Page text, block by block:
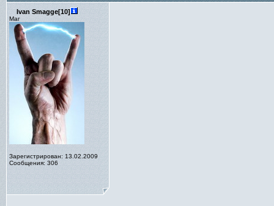
Ivan Smagge[10]
Маг
Зарегистрирован: 13.02.2009
Сообщения: 306